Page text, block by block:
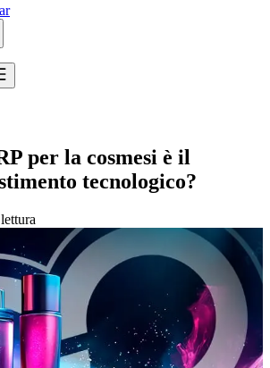
per la cosmesi è il
tecnologico?